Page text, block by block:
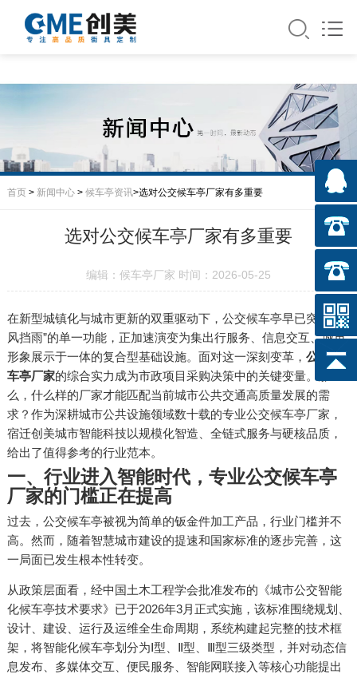
首页> 新闻中心> 候车亭资讯>选对公交候车亭厂家有多重要
选对公交候车亭厂家有多重要
编辑：候车亭厂家 时间：2026-05-25
在新型城镇化与城市更新的双重驱动下，公交候车亭早已突破“遮
风挡雨”的单一功能，正加速演变为集出行服务、信息交互、城市
形象展示于一体的复合型基础设施。面对这一深刻变革， 公交候
车亭厂家的综合实力成为市政项目采购决策中的关键变量。那
么，什么样的厂家才能匹配当前城市公共交通高质量发展的需
求？作为深耕城市公共设施领域数十载的专业公交候车亭厂家，
宿迁创美城市智能科技以规模化智造、全链式服务与硬核品质，
给出了值得参考的行业范本。
一、行业进入智能时代，专业公交候车亭
厂家的门槛正在提高
过去，公交候车亭被视为简单的钣金件加工产品，行业门槛并不
高。然而，随着智慧城市建设的提速和国家标准的逐步完善，这
一局面已发生根本性转变。
从政策层面看，经中国土木工程学会批准发布的《城市公交智能
化候车亭技术要求》已于2026年3月正式实施，该标准围绕规划、
设计、建设、运行及运维全生命周期，系统构建起完整的技术框
架，将智能化候车亭划分为Ⅰ型、Ⅱ型、Ⅲ型三级类型，并对动态信
息发布、多媒体交互、便民服务、智能网联接入等核心功能提出